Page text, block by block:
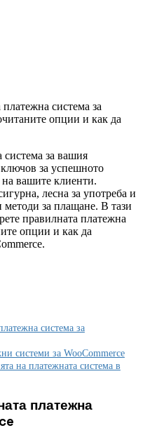
система за
опции и как да
за вашия
за успешното
вашите клиенти.
лесна за употреба и
за плащане. В тази
правилната платежна
опции и как да
система за
системи за WooCommerce
на платежната система в
платежна